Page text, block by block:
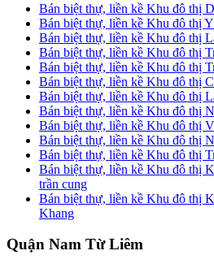
Bán biệt thự, liền kề Khu đô thị
Bán biệt thự, liền kề Khu đô thị
Bán biệt thự, liền kề Khu đô thị
Bán biệt thự, liền kề Khu đô thị
Bán biệt thự, liền kề Khu đô thị
Bán biệt thự, liền kề Khu đô thị
Bán biệt thự, liền kề Khu đô thị
Bán biệt thự, liền kề Khu đô thị
Bán biệt thự, liền kề Khu đô thị
Bán biệt thự, liền kề Khu đô thị
Bán biệt thự, liền kề Khu đô thị
Bán biệt thự, liền kề Khu đô thị
trần cung
Bán biệt thự, liền kề Khu đô thị
Khang
Quận Nam Từ Liêm